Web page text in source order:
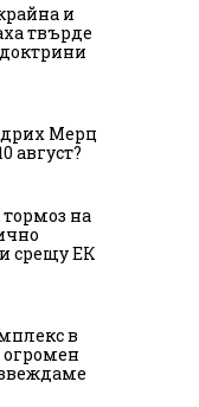
и
твърде
Мерц
август?
тормоз на
срещу ЕК
в